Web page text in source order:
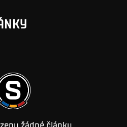
žádné články